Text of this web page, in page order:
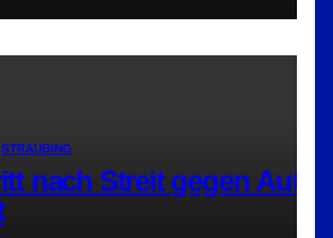
STRAUBING
nach Streit gegen Auto